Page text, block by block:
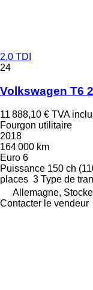
2.0 TDI
24
Volkswagen T6
11 888,10 € TVA
Fourgon utilitaire
2018
164 000 km
Euro 6
Puissance 150 ch
places 3 Type de
Allemagne,
Contacter le vendeur